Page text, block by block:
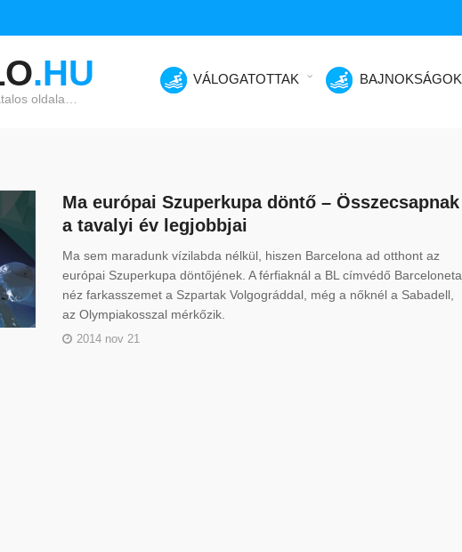
.HU
oldala…
VÁLOGATOTTAK BAJNOKSÁGOK
Ma európai Szuperkupa döntő – Összecsapnak
a tavalyi év legjobbjai
Ma sem maradunk vízilabda nélkül, hiszen Barcelona ad otthont az
európai Szuperkupa döntőjének. A férfiaknál a BL címvédő Barceloneta
néz farkasszemet a Szpartak Volgográddal, még a nőknél a Sabadell,
az Olympiakosszal mérkőzik.
2014 nov 21